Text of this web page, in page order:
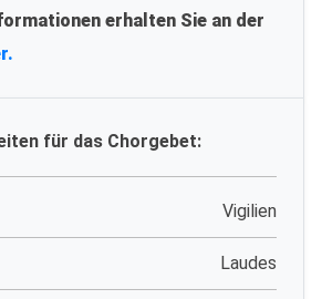
erhalten Sie an der
für das Chorgebet:
Vigilien
Laudes